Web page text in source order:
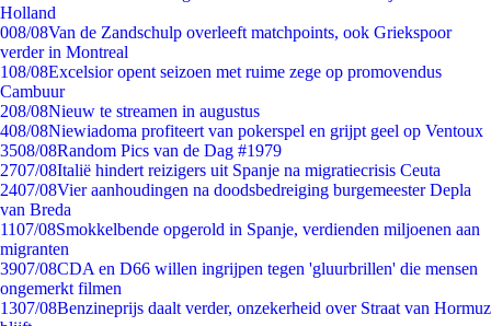
Holland
008/08Van de Zandschulp overleeft matchpoints, ook Griekspoor
verder in Montreal
108/08Excelsior opent seizoen met ruime zege op promovendus
Cambuur
208/08Nieuw te streamen in augustus
408/08Niewiadoma profiteert van pokerspel en grijpt geel op Ventoux
3508/08Random Pics van de Dag #1979
2707/08Italië hindert reizigers uit Spanje na migratiecrisis Ceuta
2407/08Vier aanhoudingen na doodsbedreiging burgemeester Depla
van Breda
1107/08Smokkelbende opgerold in Spanje, verdienden miljoenen aan
migranten
3907/08CDA en D66 willen ingrijpen tegen 'gluurbrillen' die mensen
ongemerkt filmen
1307/08Benzineprijs daalt verder, onzekerheid over Straat van Hormuz